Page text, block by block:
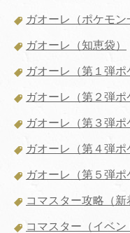
ガオーレ（ポケモン
ガオーレ（知恵袋）
ガオーレ（第１弾ポ
ガオーレ（第２弾ポ
ガオーレ（第３弾ポ
ガオーレ（第４弾ポ
ガオーレ（第５弾ポ
コマスター攻略（新
コマスター（イベン